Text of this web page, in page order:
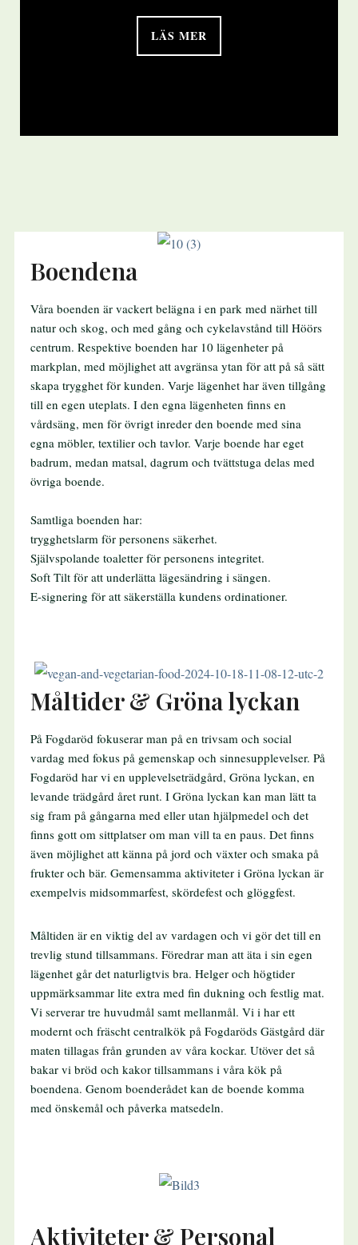
LÄS MER
Boendena
Våra boenden är vackert belägna i en park med närhet till
natur och skog, och med gång och cykelavstånd till Höörs
centrum. Respektive boenden har 10 lägenheter på
markplan, med möjlighet att avgränsa ytan för att på så sätt
skapa trygghet för kunden. Varje lägenhet har även tillgång
till en egen uteplats. I den egna lägenheten finns en
vårdsäng, men för övrigt inreder den boende med sina
egna möbler, textilier och tavlor. Varje boende har eget
badrum, medan matsal, dagrum och tvättstuga delas med
övriga boende.
Samtliga boenden har:
trygghetslarm för personens säkerhet.
Självspolande toaletter för personens integritet.
Soft Tilt för att underlätta lägesändring i sängen.
E-signering för att säkerställa kundens ordinationer.
Måltider & Gröna lyckan
På Fogdaröd fokuserar man på en trivsam och social
vardag med fokus på gemenskap och sinnesupplevelser. På
Fogdaröd har vi en upplevelseträdgård, Gröna lyckan, en
levande trädgård året runt. I Gröna lyckan kan man lätt ta
sig fram på gångarna med eller utan hjälpmedel och det
finns gott om sittplatser om man vill ta en paus. Det finns
även möjlighet att känna på jord och växter och smaka på
frukter och bär. Gemensamma aktiviteter i Gröna lyckan är
exempelvis midsommarfest, skördefest och glöggfest.
Måltiden är en viktig del av vardagen och vi gör det till en
trevlig stund tillsammans. Föredrar man att äta i sin egen
lägenhet går det naturligtvis bra. Helger och högtider
uppmärksammar lite extra med fin dukning och festlig mat.
Vi serverar tre huvudmål samt mellanmål. Vi i har ett
modernt och fräscht centralkök på Fogdaröds Gästgård där
maten tillagas från grunden av våra kockar. Utöver det så
bakar vi bröd och kakor tillsammans i våra kök på
boendena. Genom boenderådet kan de boende komma
med önskemål och påverka matsedeln.
Aktiviteter & Personal